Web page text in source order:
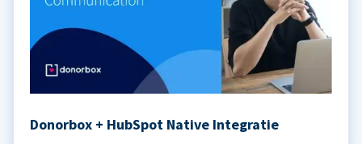
Donorbox + HubSpot Native Integratie